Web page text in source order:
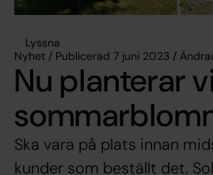
Lyssna
Nyhet / Publicerad 7 juni 2023 /
Nu planterar
Ska vara på plats innan
kunder som beställt det.